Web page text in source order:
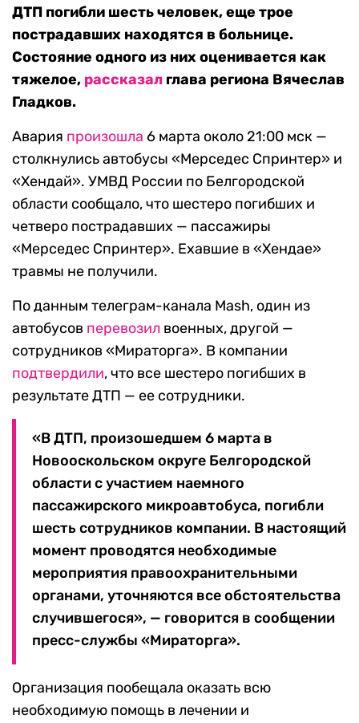
ДТП погибли шесть человек, еще трое
пострадавших находятся в больнице.
Состояние одного из них оценивается как
тяжелое, рассказал глава региона Вячеслав
Гладков.
Авария произошла 6 марта около 21:00 мск —
столкнулись автобусы «Мерседес Спринтер» и
«Хендай». УМВД России по Белгородской
области сообщало, что шестеро погибших и
четверо пострадавших — пассажиры
«Мерседес Спринтер». Ехавшие в «Хендае»
травмы не получили.
По данным телеграм-канала Mash, один из
автобусов перевозил военных, другой —
сотрудников «Мираторга». В компании
подтвердили, что все шестеро погибших в
результате ДТП — ее сотрудники.
«В ДТП, произошедшем 6 марта в
Новооскольском округе Белгородской
области с участием наемного
пассажирского микроавтобуса, погибли
шесть сотрудников компании. В настоящий
момент проводятся необходимые
мероприятия правоохранительными
органами, уточняются все обстоятельства
случившегося», — говорится в сообщении
пресс-службы «Мираторга».
Организация пообещала оказать всю
необходимую помощь в лечении и